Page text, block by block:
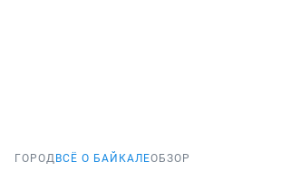
ГОРОД ВСЁ О БАЙКАЛЕОБЗОР